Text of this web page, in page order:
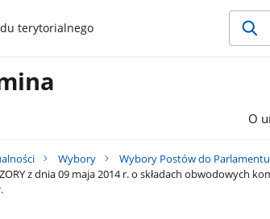
terytorialnego
O
Wybory
Wybory Postów do Parlamentu
z dnia 09 maja 2014 r. o składach